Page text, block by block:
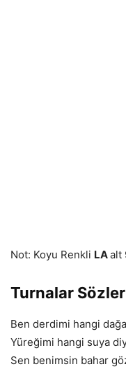
Not: Koyu Renkli LAalt
Turnalar
Ben derdimi hangi dağa
Yüreğimi hangi suya
Sen benimsin bahar